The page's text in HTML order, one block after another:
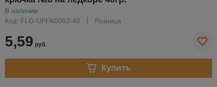
В наличии
Код: FLG-UPFK0062-40
Розница
5,59 руб.
Купить